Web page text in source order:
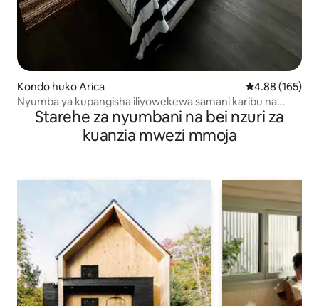
Kondo huko Arica Ukadiriaji wa
4.88 (165)
Nyumba ya kupangisha iliyowekewa samani karibu na
ufuoStarehe za nyumbani na bei nzuri za
kuanzia mwezi mmoja